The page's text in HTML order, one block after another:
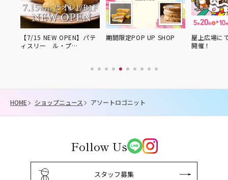
期間限定POP UP SHOP
屋上広場にてお祭りBBQを
HOME ショップニュース アソートロゴニット
Follow Us
スタッフ募集